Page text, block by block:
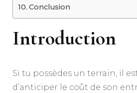
Conclusion
Introduction
Si tu possèdes un terrain, il
d’anticiper le coût de son